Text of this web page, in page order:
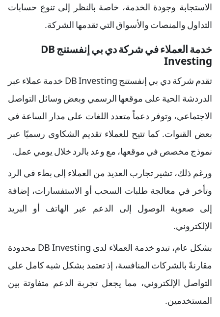
الاستجابة وجودة الخدمة، خاصة بالنظر إلى تنوع حسابات
التداول والمنصات والأسواق التي تقدمها الشركة.
خدمة العملاء في شركة دي بي إنفستنج DB
Investing
تقدم شركة دي بي إنفستنج DB Investing خدمة عملاء عبر
الدردشة الحية على موقعها الرسمي وبعض وسائل التواصل
الاجتماعي، وتوفر دعماً متعدد اللغات على مدار الساعة في
بعض القنوات. كما تتيح للعملاء تقديم الشكاوى رسميًا عبر
نموذج مخصص في موقعها، مع وعد بالرد خلال يومي عمل.
ورغم ذلك، تشير تجارب العديد من العملاء إلى بطء في الرد
وتأخر في معالجة طلبات السحب أو الاستفسارات، إضافة
إلى صعوبة الوصول إلى الدعم عبر الهاتف أو البريد
الإلكتروني.
بشكل عام، تبدو خدمة العملاء لدى DB Investing محدودة
مقارنةً بالشركات المنافسة، إذ تعتمد بشكل شبه كامل على
التواصل الإلكتروني، مما يجعل تجربة الدعم متفاوتة بين
المستخدمين.